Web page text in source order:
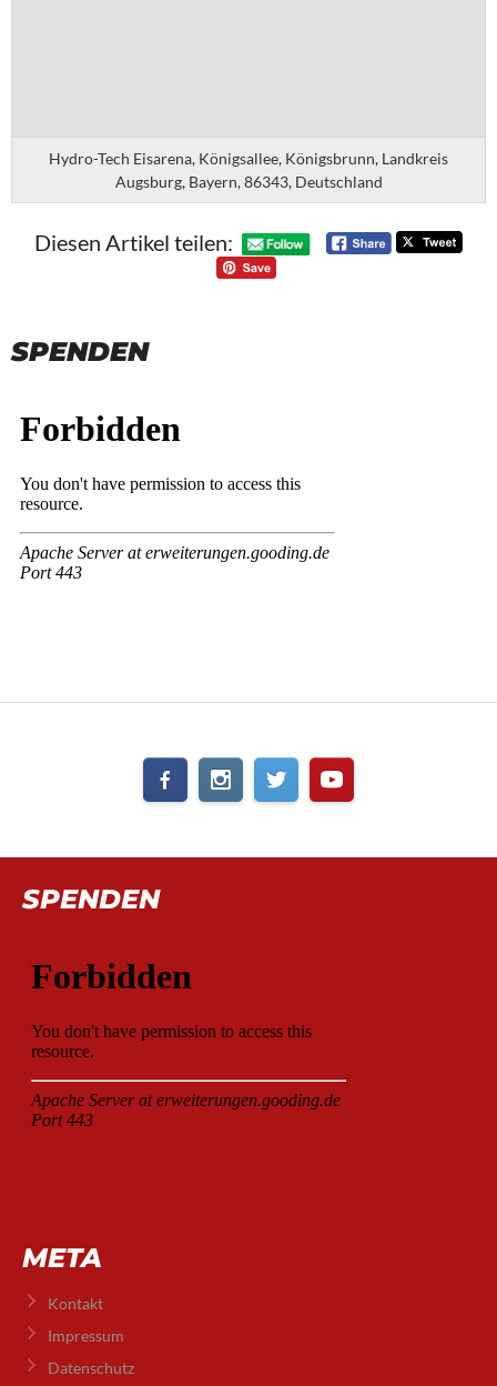
Hydro-Tech Eisarena, Königsallee, Königsbrunn, Landkreis
Augsburg, Bayern, 86343, Deutschland
Diesen Artikel teilen:
SPENDEN
SPENDEN
META
Kontakt
Impressum
Datenschutz